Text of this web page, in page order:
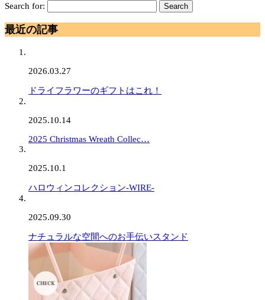
Search for:
最近の記事
2026.03.27
ドライフラワーのギフトはこれ！
2025.10.14
2025 Christmas Wreath Collec…
2025.10.1
ハロウィンコレクション-WIRE-
2025.09.30
ナチュラルな空間へのお手伝いスタンド